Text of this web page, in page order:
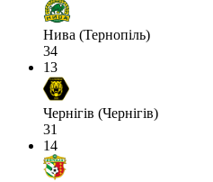
Нива (Тернопіль)
34
13
Чернігів (Чернігів)
31
14